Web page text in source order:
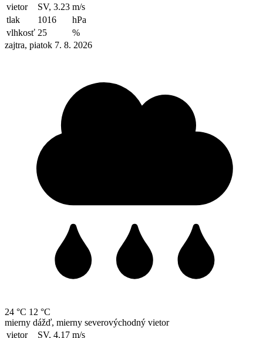
vietor
SV, 3.23 m/s
tlak
1016
hPa
vlhkosť 25
%
zajtra, piatok 7. 8. 2026
24 °C 12 °C
mierny dážď, mierny severovýchodný vietor
vietor
SV, 4.17 m/s